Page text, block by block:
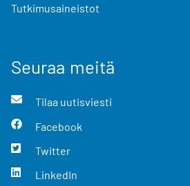
Tutkimusaineistot
Seuraa meitä
Tilaa uutisviesti
Facebook
Twitter
LinkedIn